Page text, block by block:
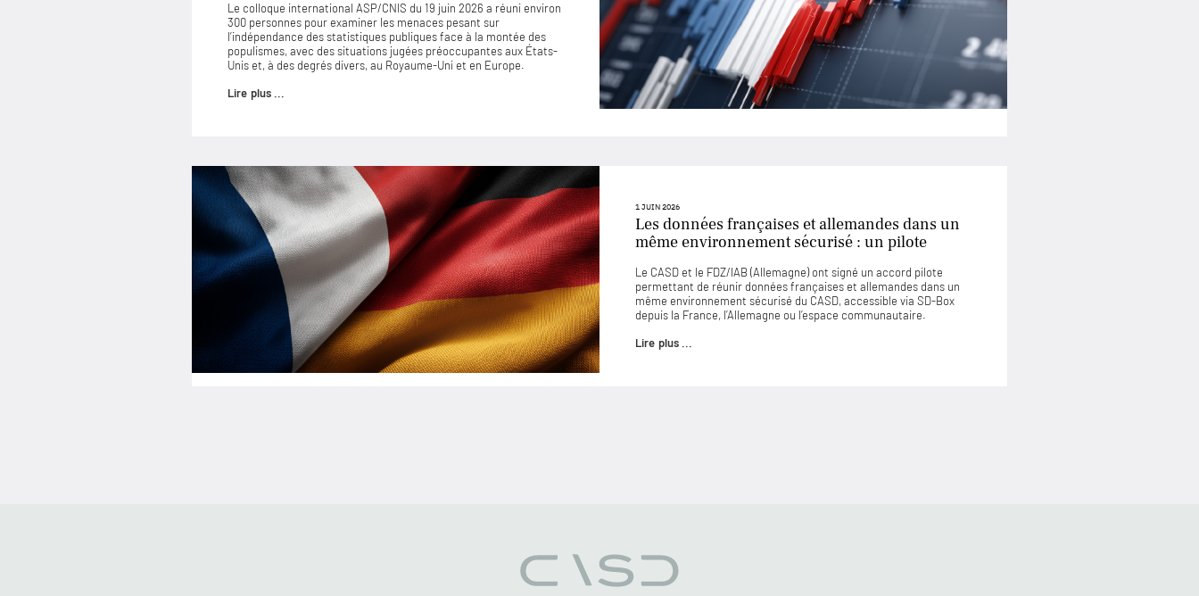
Le colloque international ASP/CNIS du 19 juin 2026 a réuni environ
300 personnes pour examiner les menaces pesant sur
l’indépendance des statistiques publiques face à la montée des
populismes, avec des situations jugées préoccupantes aux États-
Unis et, à des degrés divers, au Royaume-Uni et en Europe.
Lire plus ...
1 JUIN 2026
Les données françaises et allemandes dans un
même environnement sécurisé : un pilote
Le CASD et le FDZ/IAB (Allemagne) ont signé un accord pilote
permettant de réunir données françaises et allemandes dans un
même environnement sécurisé du CASD, accessible via SD-Box
depuis la France, l’Allemagne ou l’espace communautaire.
Lire plus ...